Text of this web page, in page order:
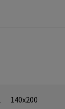
140x200